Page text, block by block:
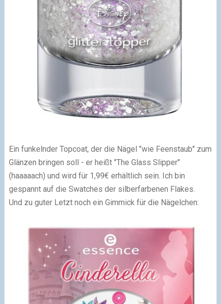
Ein funkelnder Topcoat, der die Nägel "wie Feenstaub" zum
Glänzen bringen soll - er heißt "The Glass Slipper"
(haaaaach) und wird für 1,99€ erhältlich sein. Ich bin
gespannt auf die Swatches der silberfarbenen Flakes.
Und zu guter Letzt noch ein Gimmick für die Nägelchen: